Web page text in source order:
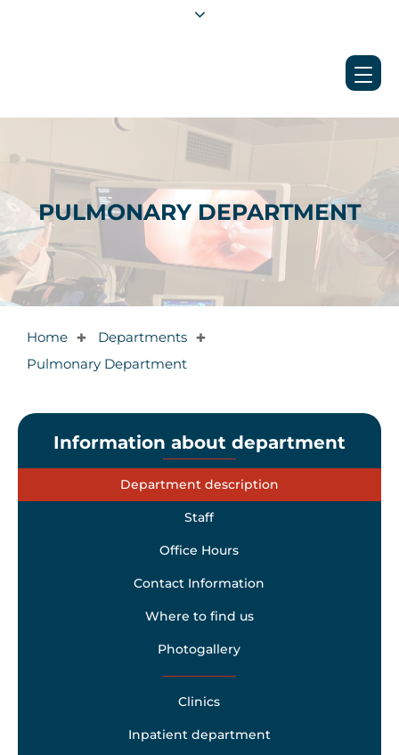
PULMONARY DEPARTMENT
Home ✚ Departments ✚
Pulmonary Department
Information about department
Department description
Staff
Office Hours
Contact Information
Where to find us
Photogallery
Clinics
Inpatient department